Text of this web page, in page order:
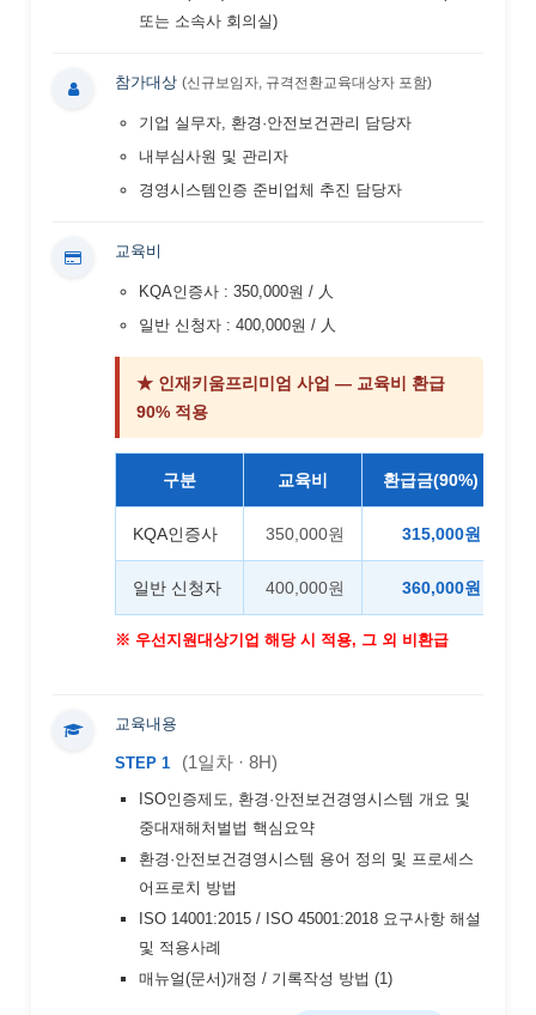
또는 소속사 회의실)
참가대상 (신규보임자, 규격전환교육대상자 포함)
기업 실무자, 환경·안전보건관리 담당자
내부심사원 및 관리자
경영시스템인증 준비업체 추진 담당자
교육비
KQA인증사 : 350,000원 / 人
일반 신청자 : 400,000원 / 人
★ 인재키움프리미엄 사업 — 교육비 환급
90% 적용
구분 교육비 환급금(90%)
KQA인증사 350,000원 315,000원
일반 신청자 400,000원 360,000원
※ 우선지원대상기업 해당 시 적용, 그 외 비환급
교육내용
STEP 1 (1일차 · 8H)
ISO인증제도, 환경·안전보건경영시스템 개요 및
중대재해처벌법 핵심요약
환경·안전보건경영시스템 용어 정의 및 프로세스
어프로치 방법
ISO 14001:2015 / ISO 45001:2018 요구사항 해설
및 적용사례
매뉴얼(문서)개정 / 기록작성 방법 (1)